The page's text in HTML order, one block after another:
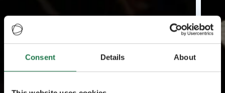
Consent Details About